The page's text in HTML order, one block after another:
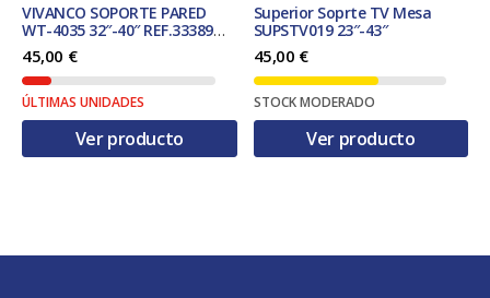
VIVANCO SOPORTE PARED
WT-4035 32″-40″ REF.33389
INCLINACION 12ï¿½
45,00 €
ÚLTIMAS UNIDADES
Ver producto
Superior Soprte TV Mesa
SUPSTV019 23″-43″
45,00 €
STOCK MODERADO
Ver producto